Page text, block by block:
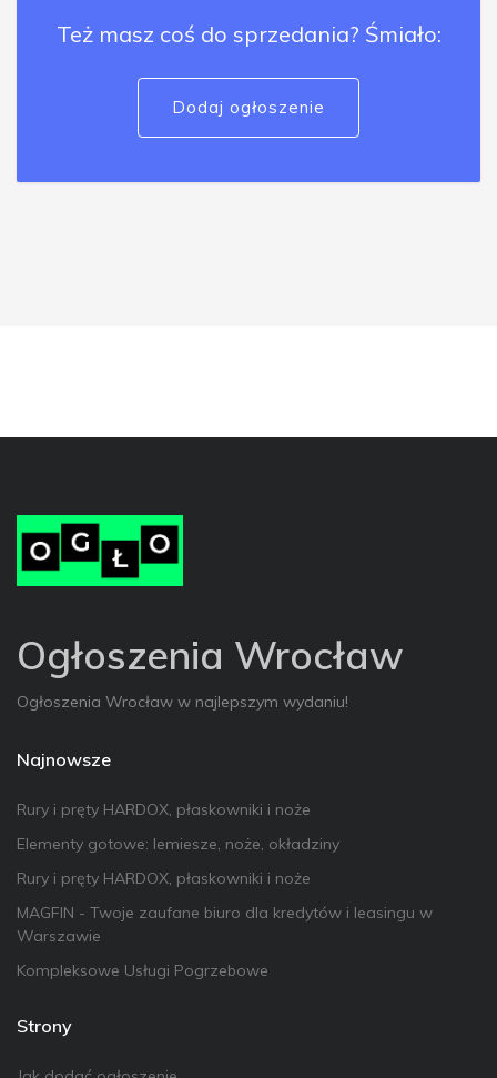
Też masz coś do sprzedania? Śmiało:
Dodaj ogłoszenie
Ogłoszenia Wrocław
Ogłoszenia Wrocław w najlepszym wydaniu!
Najnowsze
Rury i pręty HARDOX, płaskowniki i noże
Elementy gotowe: lemiesze, noże, okładziny
Rury i pręty HARDOX, płaskowniki i noże
MAGFIN - Twoje zaufane biuro dla kredytów i leasingu w
Warszawie
Kompleksowe Usługi Pogrzebowe
Strony